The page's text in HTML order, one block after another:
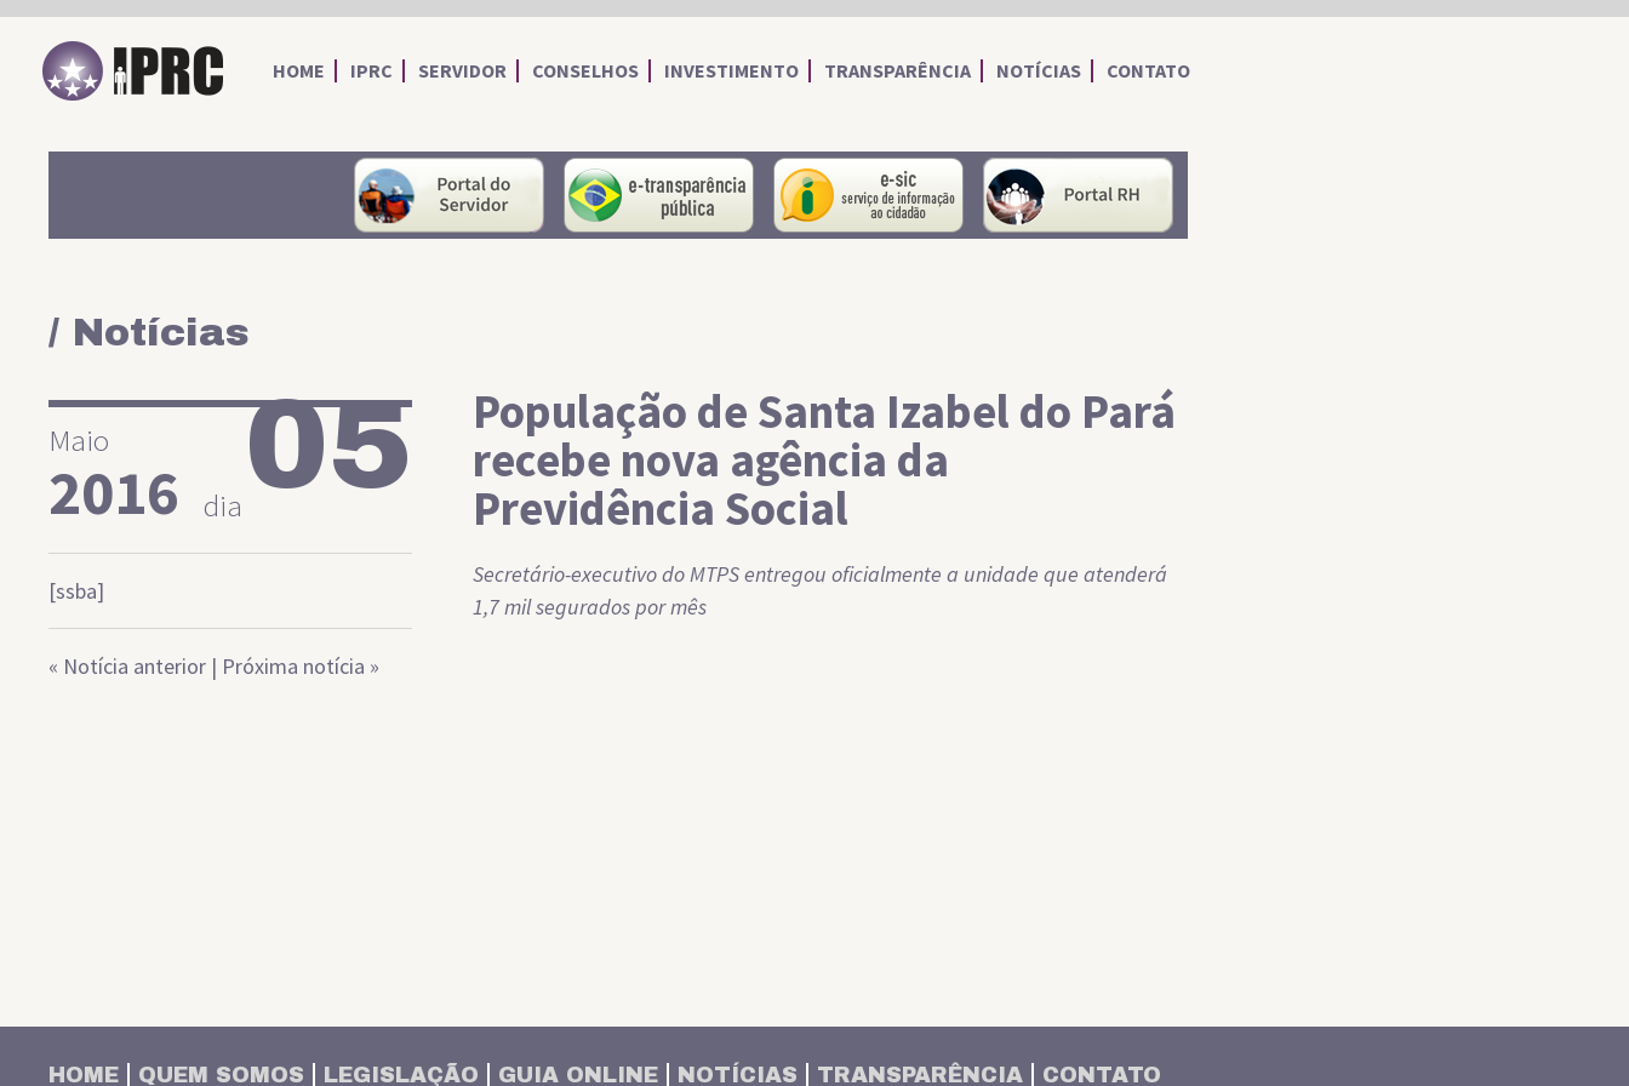
IPRC
HOME IPRC SERVIDOR CONSELHOS INVESTIMENTO TRANSPARÊNCIA NOTÍCIAS CONTATO
portal do servidor portal da transparência Serviço de Informações ao Cidadão
/ Notícias
Maio
2016 dia05
[ssba]
« Notícia anterior | Próxima notícia »
População de Santa Izabel do Pará
recebe nova agência da
Previdência Social
Secretário-executivo do MTPS entregou oficialmente a unidade que atenderá
1,7 mil segurados por mês
HOME QUEM SOMOS LEGISLAÇÃO GUIA ONLINE NOTÍCIAS TRANSPARÊNCIA CONTATO